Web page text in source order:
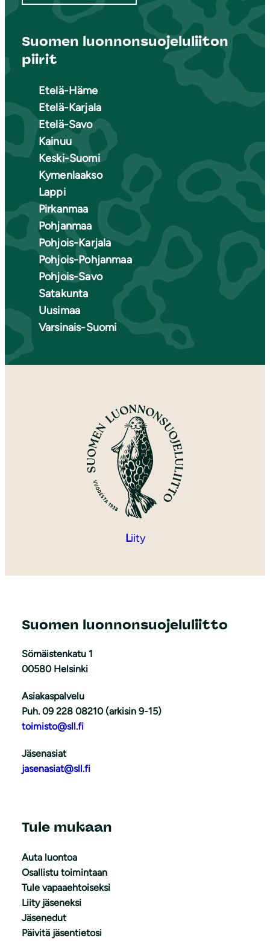
Suomen luonnonsuojeluliiton
piirit
Etelä-Häme
Etelä-Karjala
Etelä-Savo
Kainuu
Keski-Suomi
Kymenlaakso
Lappi
Pirkanmaa
Pohjanmaa
Pohjois-Karjala
Pohjois-Pohjanmaa
Pohjois-Savo
Satakunta
Uusimaa
Varsinais-Suomi
Liity
Suomen luonnonsuojeluliitto
Sörnäistenkatu 1
00580 Helsinki
Asiakaspalvelu
Puh. 09 228 08210 (arkisin 9-15)
toimisto@sll.fi
Jäsenasiat
jasenasiat@sll.fi
Tule mukaan
Auta luontoa
Osallistu toimintaan
Tule vapaaehtoiseksi
Liity jäseneksi
Jäsenedut
Päivitä jäsentietosi